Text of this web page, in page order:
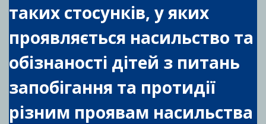
таких стосунків, у яких
проявляється насильство та
обізнаності дітей з питань
запобігання та протидії
різним проявам насильства